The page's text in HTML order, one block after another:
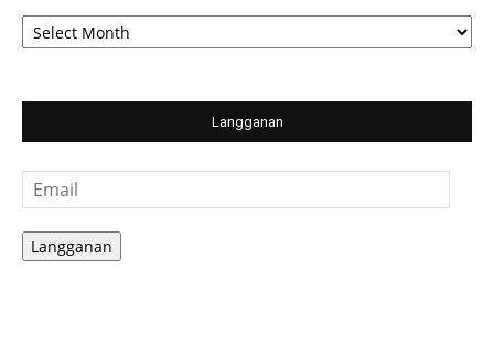
Arsip
Berita
Langganan
Email
Langganan